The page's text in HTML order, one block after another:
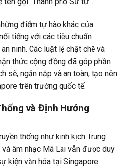
điểm tự hào khác của
tiếng với các tiêu chuẩn
ninh. Các luật lệ chặt chẽ và
thức cộng đồng đã góp phần
sẽ, ngăn nắp và an toàn, tạo nên
trên trường quốc tế.
và Định Hướng
thống như kinh kịch Trung
âm nhạc Mã Lai vẫn được duy
kiện văn hóa tại Singapore.